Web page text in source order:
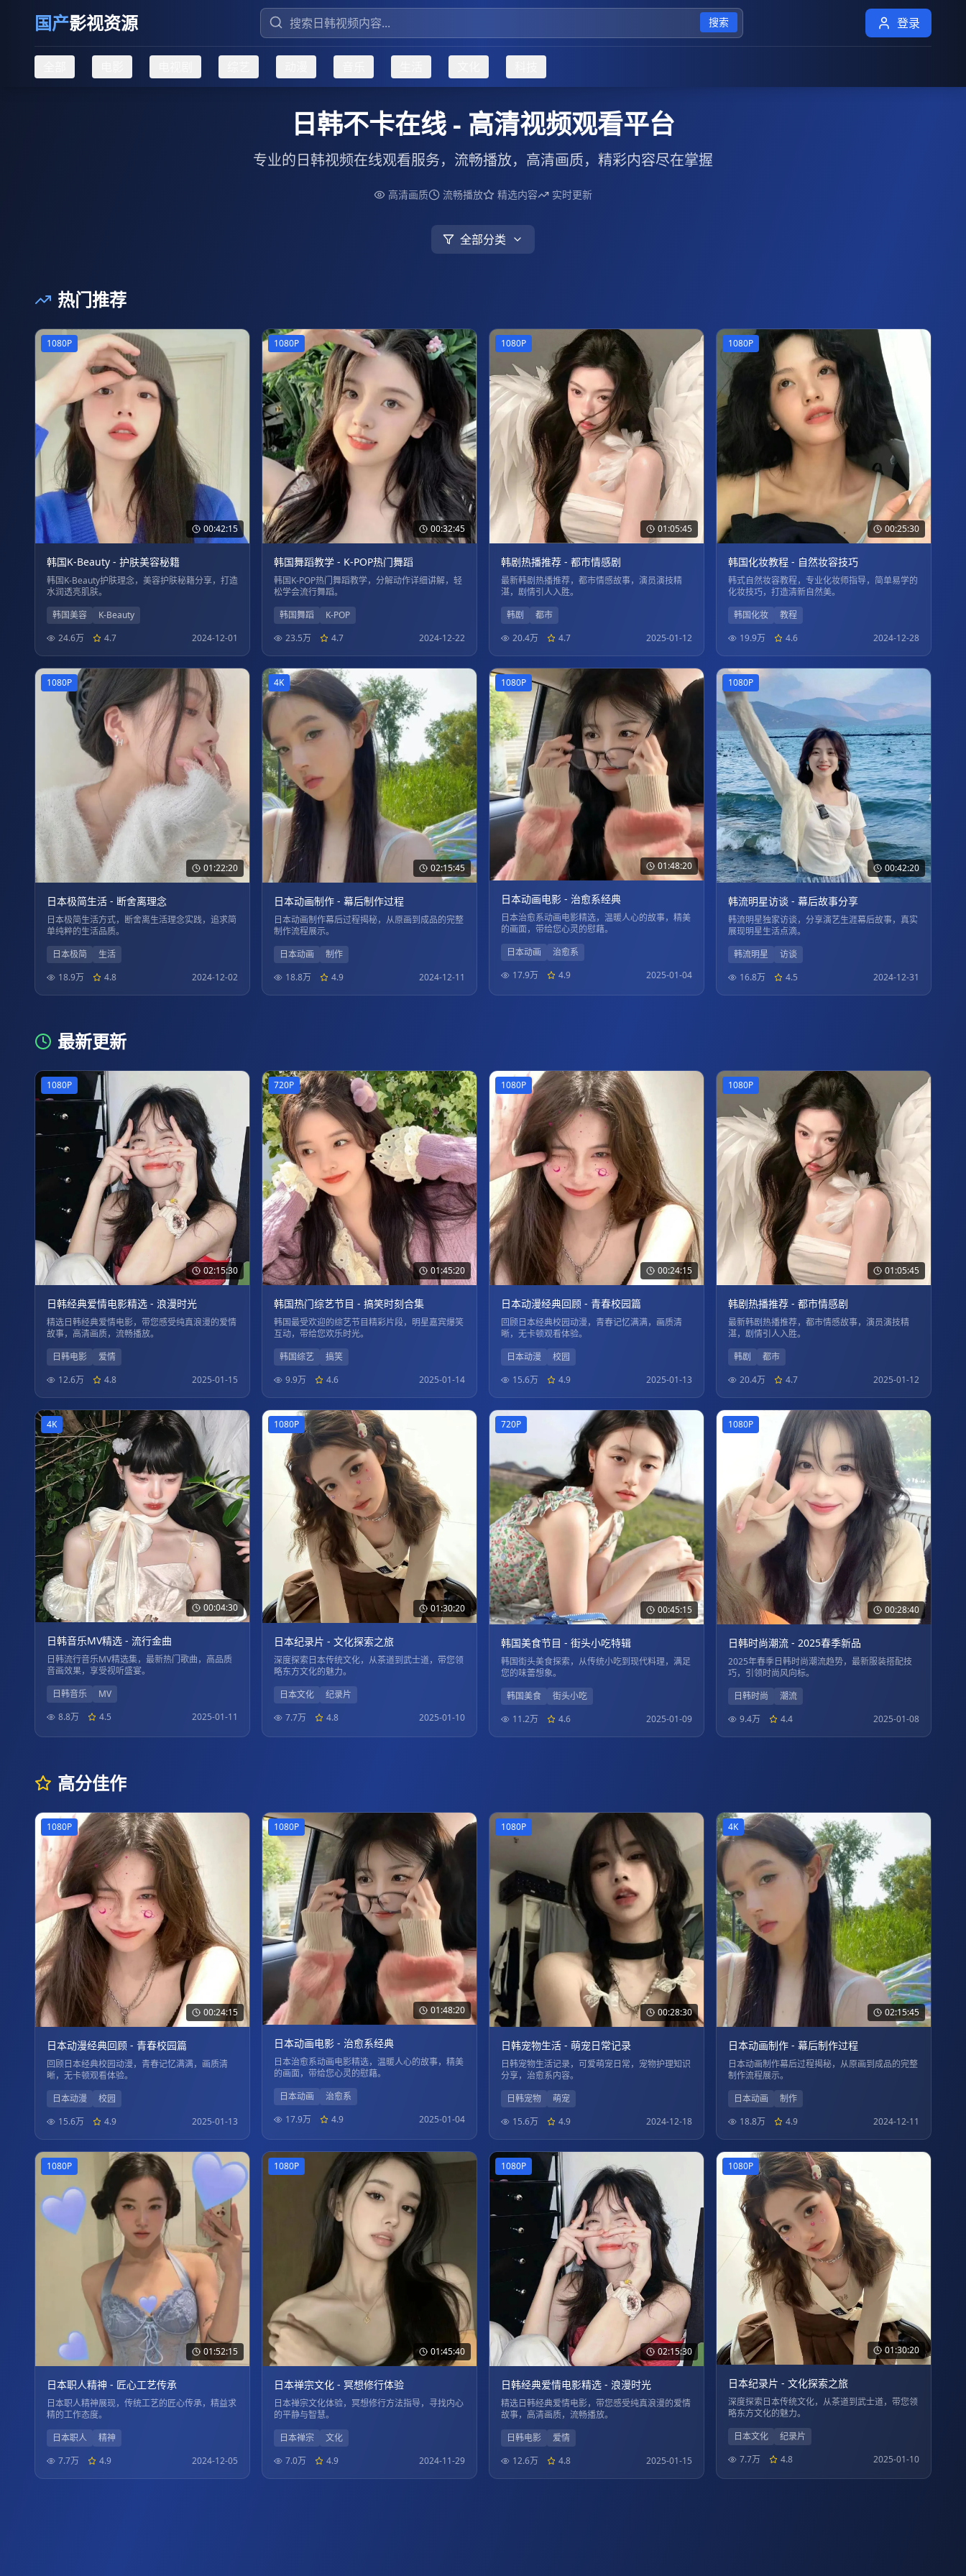
国产影视资源 搜索 登录
日韩不卡在线 - 高清视频观看平台
专业的日韩视频在线观看服务，流畅播放，高清画质，精彩内容尽在掌握
高清画质 流畅播放 精选内容 实时更新
全部分类
热门推荐
00:42:15
1080P
韩国K-Beauty - 护肤美容秘籍
韩国K-Beauty护肤理念，美容护肤秘籍分享，打造
水润透亮肌肤。
韩国美容
K-Beauty
24.6万
4.7 2024-12-01
00:32:45
1080P
韩国舞蹈教学 - K-POP热门舞蹈
韩国K-POP热门舞蹈教学，分解动作详细讲解，轻
松学会流行舞蹈。
韩国舞蹈
K-POP
23.5万
4.7 2024-12-22
01:05:45
1080P
韩剧热播推荐 - 都市情感剧
最新韩剧热播推荐，都市情感故事，演员演技精
湛，剧情引人入胜。
韩剧
都市
20.4万
4.7 2025-01-12
00:25:30
1080P
韩国化妆教程 - 自然妆容技巧
韩式自然妆容教程，专业化妆师指导，简单易学的
化妆技巧，打造清新自然美。
韩国化妆
教程
19.9万
4.6 2024-12-28
01:22:20
1080P
日本极简生活 - 断舍离理念
日本极简生活方式，断舍离生活理念实践，追求简
单纯粹的生活品质。
日本极简
生活
18.9万
4.8 2024-12-02
02:15:45
4K
日本动画制作 - 幕后制作过程
日本动画制作幕后过程揭秘，从原画到成品的完整
制作流程展示。
日本动画
制作
18.8万
4.9 2024-12-11
01:48:20
1080P
日本动画电影 - 治愈系经典
日本治愈系动画电影精选，温暖人心的故事，精美
的画面，带给您心灵的慰藉。
日本动画
治愈系
17.9万
4.9 2025-01-04
00:42:20
1080P
韩流明星访谈 - 幕后故事分享
韩流明星独家访谈，分享演艺生涯幕后故事，真实
展现明星生活点滴。
韩流明星
访谈
16.8万
4.5 2024-12-31
最新更新
02:15:30
1080P
日韩经典爱情电影精选 - 浪漫时光
精选日韩经典爱情电影，带您感受纯真浪漫的爱情
故事，高清画质，流畅播放。
日韩电影
爱情
12.6万
4.8 2025-01-15
01:45:20
720P
韩国热门综艺节目 - 搞笑时刻合集
韩国最受欢迎的综艺节目精彩片段，明星嘉宾爆笑
互动，带给您欢乐时光。
韩国综艺
搞笑
9.9万
4.6 2025-01-14
00:24:15
1080P
日本动漫经典回顾 - 青春校园篇
回顾日本经典校园动漫，青春记忆满满，画质清
晰，无卡顿观看体验。
日本动漫
校园
15.6万
4.9 2025-01-13
01:05:45
1080P
韩剧热播推荐 - 都市情感剧
最新韩剧热播推荐，都市情感故事，演员演技精
湛，剧情引人入胜。
韩剧
都市
20.4万
4.7 2025-01-12
00:04:30
4K
日韩音乐MV精选 - 流行金曲
日韩流行音乐MV精选集，最新热门歌曲，高品质
音画效果，享受视听盛宴。
日韩音乐
MV
8.8万
4.5 2025-01-11
01:30:20
1080P
日本纪录片 - 文化探索之旅
深度探索日本传统文化，从茶道到武士道，带您领
略东方文化的魅力。
日本文化
纪录片
7.7万
4.8 2025-01-10
00:45:15
720P
韩国美食节目 - 街头小吃特辑
韩国街头美食探索，从传统小吃到现代料理，满足
您的味蕾想象。
韩国美食
街头小吃
11.2万
4.6 2025-01-09
00:28:40
1080P
日韩时尚潮流 - 2025春季新品
2025年春季日韩时尚潮流趋势，最新服装搭配技
巧，引领时尚风向标。
日韩时尚
潮流
9.4万
4.4 2025-01-08
高分佳作
00:24:15
1080P
日本动漫经典回顾 - 青春校园篇
回顾日本经典校园动漫，青春记忆满满，画质清
晰，无卡顿观看体验。
日本动漫
校园
15.6万
4.9 2025-01-13
01:48:20
1080P
日本动画电影 - 治愈系经典
日本治愈系动画电影精选，温暖人心的故事，精美
的画面，带给您心灵的慰藉。
日本动画
治愈系
17.9万
4.9 2025-01-04
00:28:30
1080P
日韩宠物生活 - 萌宠日常记录
日韩宠物生活记录，可爱萌宠日常，宠物护理知识
分享，治愈系内容。
日韩宠物
萌宠
15.6万
4.9 2024-12-18
02:15:45
4K
日本动画制作 - 幕后制作过程
日本动画制作幕后过程揭秘，从原画到成品的完整
制作流程展示。
日本动画
制作
18.8万
4.9 2024-12-11
01:52:15
1080P
日本职人精神 - 匠心工艺传承
日本职人精神展现，传统工艺的匠心传承，精益求
精的工作态度。
日本职人
精神
7.7万
4.9 2024-12-05
01:45:40
1080P
日本禅宗文化 - 冥想修行体验
日本禅宗文化体验，冥想修行方法指导，寻找内心
的平静与智慧。
日本禅宗
文化
7.0万
4.9 2024-11-29
02:15:30
1080P
日韩经典爱情电影精选 - 浪漫时光
精选日韩经典爱情电影，带您感受纯真浪漫的爱情
故事，高清画质，流畅播放。
日韩电影
爱情
12.6万
4.8 2025-01-15
01:30:20
1080P
日本纪录片 - 文化探索之旅
深度探索日本传统文化，从茶道到武士道，带您领
略东方文化的魅力。
日本文化
纪录片
7.7万
4.8 2025-01-10